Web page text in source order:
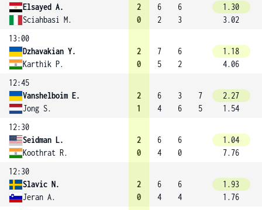
Elsayed A.
Sciahbasi M.
2
0
6
2
6
3
1.30
3.02
13:00
Dzhavakian Y.
Karthik P.
2
0
7
5
6
2
1.18
4.06
12:45
Vanshelboim E.
Jong S.
2
1
6
4
3
6
7
5
2.27
1.54
12:30
Seidman L.
Koothrat R.
2
0
6
4
6
0
1.04
7.76
12:30
Slavic N.
Jeran A.
2
0
6
4
6
4
1.93
1.76